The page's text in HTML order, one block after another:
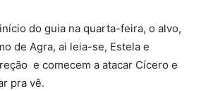
do guia na quarta-feira, o alvo,
de Agra, ai leia-se, Estela e
e comecem a atacar Cícero e
pra vê.